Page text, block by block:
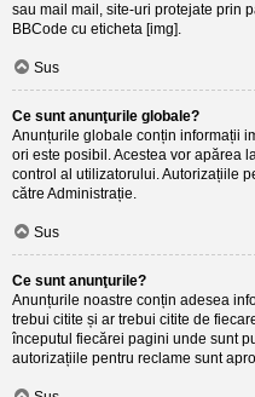
sau mail mail, site-uri protejate prin
BBCode cu eticheta [img].
Sus
Ce sunt anunţurile globale?
Anunțurile globale conțin informații
ori este posibil. Acestea vor apărea
control al utilizatorului. Autorizațiile
către Administrație.
Sus
Ce sunt anunţurile?
Anunțurile noastre conțin adesea
trebui citite și ar trebui citite de
începutul fiecărei pagini unde sunt
autorizațiile pentru reclame sunt